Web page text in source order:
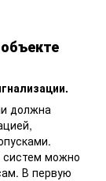
должна
систем можно
В первую